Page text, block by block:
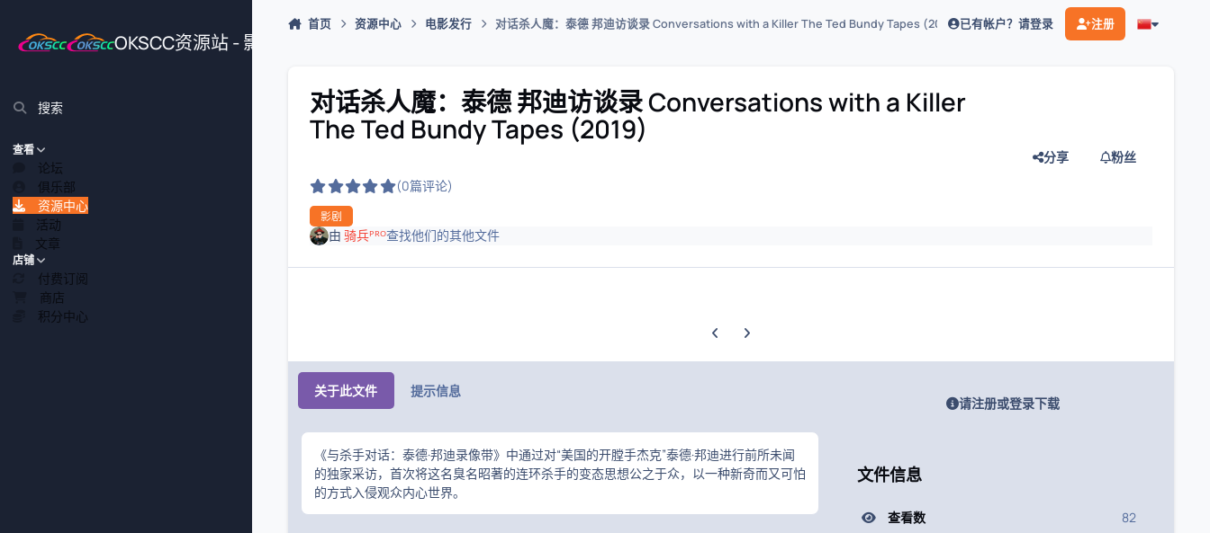
OKSCC资源站 - 影视、游戏、源码插件综合下载平台
搜索
查看
论坛
俱乐部
资源中心
活动
文章
店铺
付费订阅
商店
积分中心
首页 资源中心 电影发行 对话杀人魔：泰德 邦迪访谈录 Conversations with a Killer The Ted Bundy Tapes (2019)已有帐户？请登录 注册
对话杀人魔：泰德 邦迪访谈录 Conversations with a Killer
The Ted Bundy Tapes (2019)
(0篇评论)
影剧
分享 粉丝
由 骑兵ᴾᴿᴼ查找他们的其他文件
上一张轮播幻灯片
下一张轮播幻灯片
关于此文件 提示信息
《与杀手对话：泰德·邦迪录像带》中通过对“美国的开膛手杰克”泰德·邦迪进行前所未闻
的独家采访，首次将这名臭名昭著的连环杀手的变态思想公之于众，以一种新奇而又可怕
的方式入侵观众内心世界。
请注册或登录下载
文件信息
查看数 82